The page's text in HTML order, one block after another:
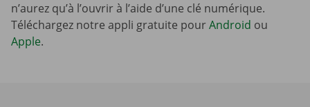
n’aurez qu’à l’ouvrir à l’aide d’une clé numérique.
Téléchargez notre appli gratuite pourAndroid ou
Apple.